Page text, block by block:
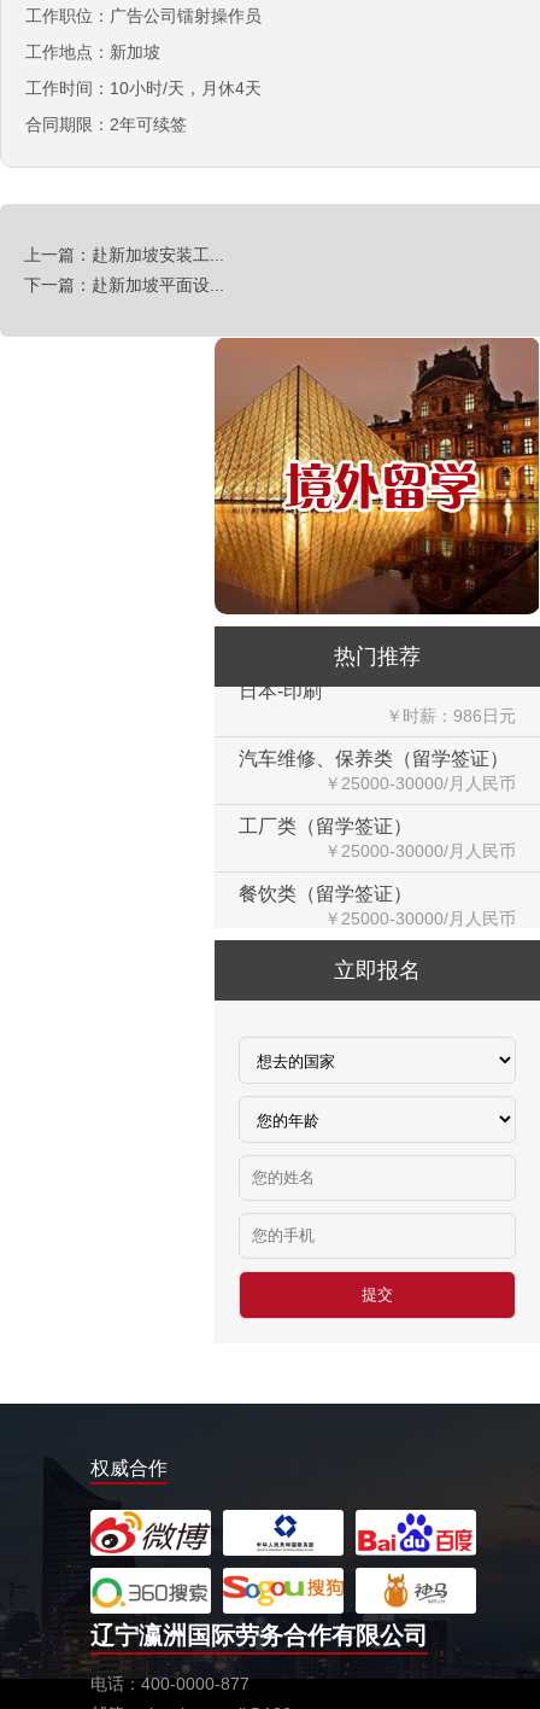
工作职位：广告公司镭射操作员
工作地点：新加坡
工作时间：10小时/天，月休4天
合同期限：2年可续签
上一篇：赴新加坡安装工...
下一篇：赴新加坡平面设...
热门推荐
￥25-27.76纽币/小时，2.6万RMB/月
新西兰-包装工
￥时薪：27.76纽币
新西兰保姆
￥年薪20左右
赴新西兰地板、地毯厂
￥时薪：27.76-28纽币
急赴新西兰石材加工、台面师傅
￥时薪：25-27.76纽币
￥时薪：986日元
汽车维修、保养类（留学签证）
￥25000-30000/月人民币
工厂类（留学签证）
￥25000-30000/月人民币
餐饮类（留学签证）
￥25000-30000/月人民币
种植类（留学签证）
￥25000-30000/月人民币
澳大利亚-汽修厂
住家保姆
￥29000-35000/月人民币
室内装修
爱尔兰剔骨工
以色列建筑工
赴新加坡建筑
￥2000新币/月
高尔夫球童
￥18-24万日元/月
福井县眼镜成形
立即报名
权威合作
辽宁瀛洲国际劳务合作有限公司
电话：400-0000-877